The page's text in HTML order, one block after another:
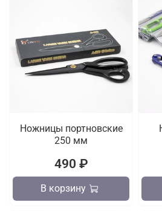
Ножницы портновские
250 мм
490 ₽
В корзину